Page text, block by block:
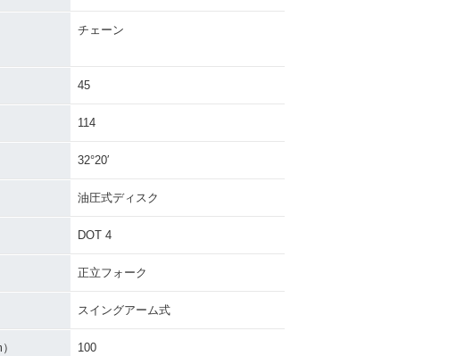
チェーン
45
114
32°20′
油圧式ディスク
DOT 4
正立フォーク
スイングアーム式
100